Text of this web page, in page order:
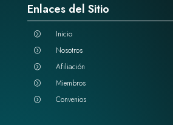
Enlaces del Sitio
= Inicio
= Nosotros
= Afiliación
= Miembros
= Convenios